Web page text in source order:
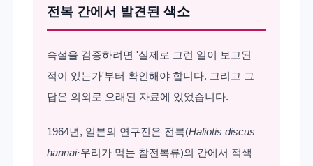
전복 간에서 발견된 색소
속설을 검증하려면 '실제로 그런 일이 보고된
적이 있는가'부터 확인해야 합니다. 그리고 그
답은 의외로 오래된 자료에 있었습니다.
1964년, 일본의 연구진은 전복(Haliotis discus
hannai·우리가 먹는 참전복류)의 간에서 적색